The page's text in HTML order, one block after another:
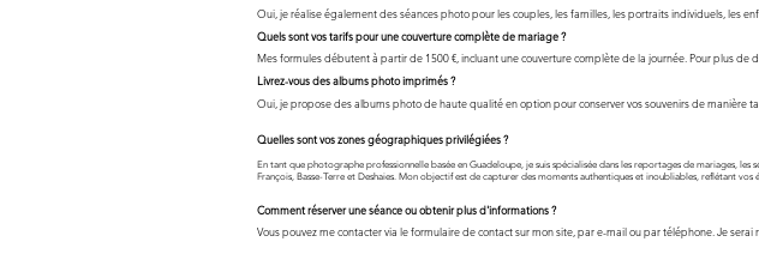
Oui, je réalise également des séances photo pour les couples, les familles, les portraits individuels, les
Quels sont vos tarifs pour une couverture complète de mariage ?
Mes formules débutent à partir de 1500 €, incluant une couverture complète de la journée. Pour plus de
Livrez-vous des albums photo imprimés ?
Oui, je propose des albums photo de haute qualité en option pour conserver vos souvenirs de manière
Quelles sont vos zones géographiques privilégiées ?
En tant que photographe professionnelle basée en Guadeloupe, je suis spécialisée dans les reportages de mariages,
François, Basse-Terre et Deshaies. Mon objectif est de capturer des moments authentiques et inoubliables, reflétant
Comment réserver une séance ou obtenir plus d'informations ?
Vous pouvez me contacter via le formulaire de contact sur mon site, par e-mail ou par téléphone. Je